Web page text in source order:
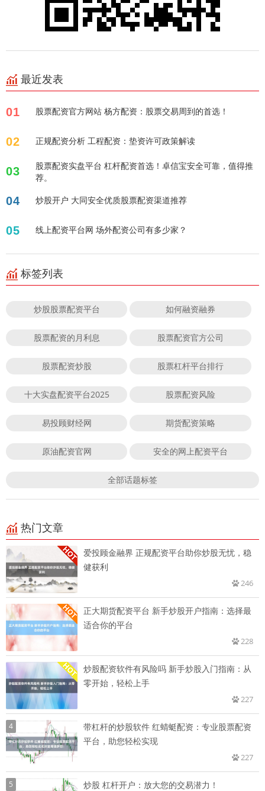
最近发表
01 股票配资官方网站 杨方配资：股票交易周到的首选！
02 正规配资分析 工程配资：垫资许可政策解读
03
股票配资实盘平台 杠杆配资首选！卓信宝安全可靠，值得推
荐。
04 炒股开户 大同安全优质股票配资渠道推荐
05 线上配资平台网 场外配资公司有多少家？
标签列表
炒股股票配资平台 如何融资融券
股票配资的月利息 股票配资官方公司
股票配资炒股 股票杠杆平台排行
十大实盘配资平台2025 股票配资风险
易投顾财经网 期货配资策略
原油配资官网 安全的网上配资平台
全部话题标签
热门文章
爱投顾金融界 正规配资平台助你炒股无忧，稳
健获利
246
正大期货配资平台 新手炒股开户指南：选择最
适合你的平台
228
炒股配资软件有风险吗 新手炒股入门指南：从
零开始，轻松上手
227
4
带杠杆的炒股软件 红蜻蜓配资：专业股票配资
平台，助您轻松实现
227
5 炒股 杠杆开户：放大您的交易潜力！